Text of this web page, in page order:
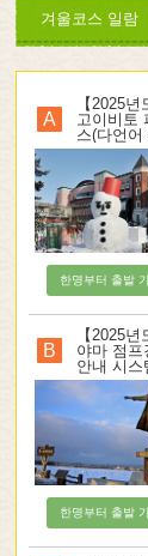
겨울코스 일람
A
【2025
고이비토
스(다언
한명부터 출발
B
【2025
야마 점프
안내 시스
한명부터 출발